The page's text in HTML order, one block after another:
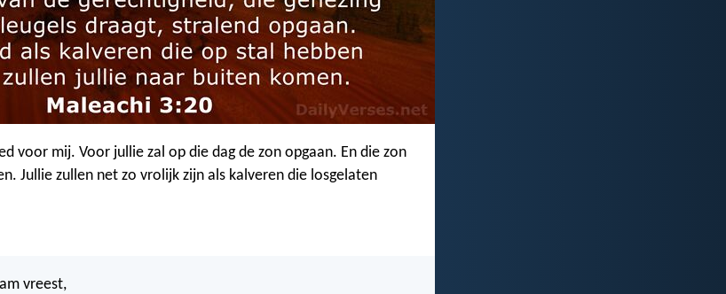
voor mij. Voor jullie zal op die dag de zon opgaan. En die zon
Jullie zullen net zo vrolijk zijn als kalveren die losgelaten
vreest,